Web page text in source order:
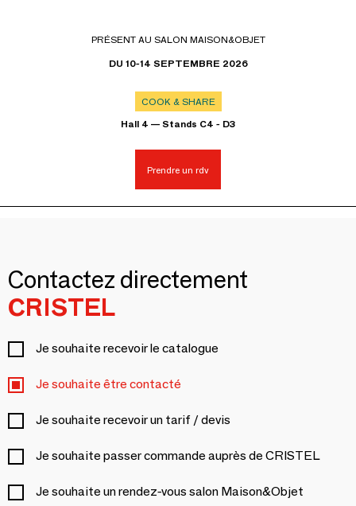
PRÉSENT AU SALON MAISON&OBJET
DU 10-14 SEPTEMBRE 2026
COOK & SHARE
Hall 4 — Stands C4 - D3
Prendre un rdv
Contactez directement
CRISTEL
Je souhaite recevoir le catalogue
Je souhaite être contacté
Je souhaite recevoir un tarif / devis
Je souhaite passer commande auprès de CRISTEL
Je souhaite un rendez-vous salon Maison&Objet